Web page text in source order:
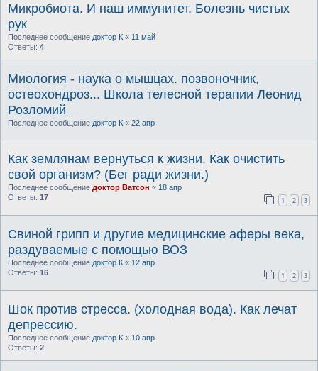
Микробиота. И наш иммунитет. Болезнь чистых
рук
Последнее сообщение доктор К « 11 май
Ответы: 4
Миология - наука о мышцах. позвоночник,
остеохондроз... Школа телесной терапии Леонид
Розломий
Последнее сообщение доктор К « 22 апр
Как землянам вернуться к жизни. Как очистить
свой организм? (Бег ради жизни.)
Последнее сообщение доктор Ватсон « 18 апр
Ответы: 17 1 2 3
Свиной грипп и другие медицинские аферы века,
раздуваемые с помощью ВОЗ
Последнее сообщение доктор К « 12 апр
Ответы: 16 1 2 3
Шок против стресса. (холодная вода). Как лечат
депрессию.
Последнее сообщение доктор К « 10 апр
Ответы: 2